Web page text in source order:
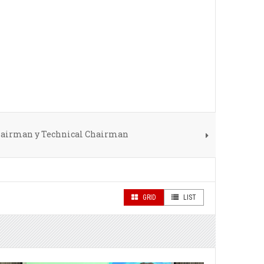
y Technical Chairman
GRID LIST